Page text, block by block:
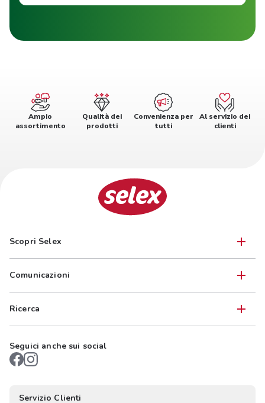
Ampio
assortimento
Qualità dei
prodotti
Convenienza per
tutti
Al servizio dei
clienti
Scopri Selex
Comunicazioni
Ricerca
Seguici anche sui social
Servizio Clienti